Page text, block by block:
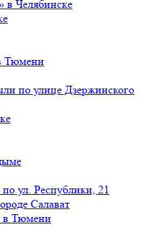
в Челябинске
Тюмени
по улице Дзержинского
ул. Республики, 21
Салават
в Тюмени